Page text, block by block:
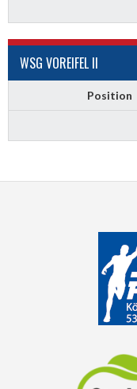
WSG VOREIFEL II
Position